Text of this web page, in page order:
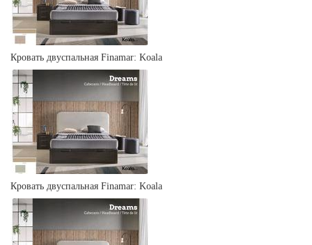
Кровать двуспальная Finamar: Koala
Кровать двуспальная Finamar: Koala